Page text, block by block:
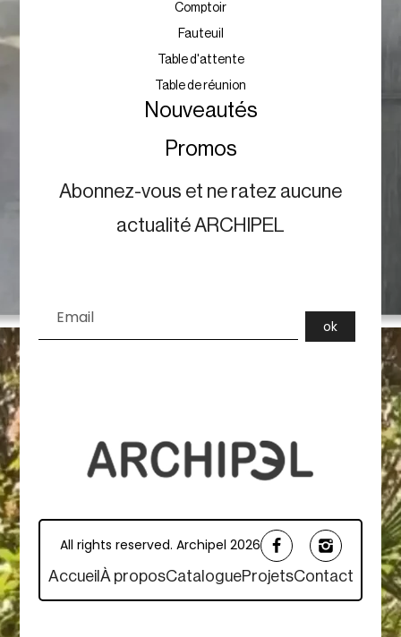
Comptoir
Fauteuil
Table d'attente
Table de réunion
Nouveautés
Promos
Abonnez-vous et ne ratez aucune
actualité ARCHIPEL
All rights reserved. Archipel 2026
Accueil À proposCatalogueProjetsContact